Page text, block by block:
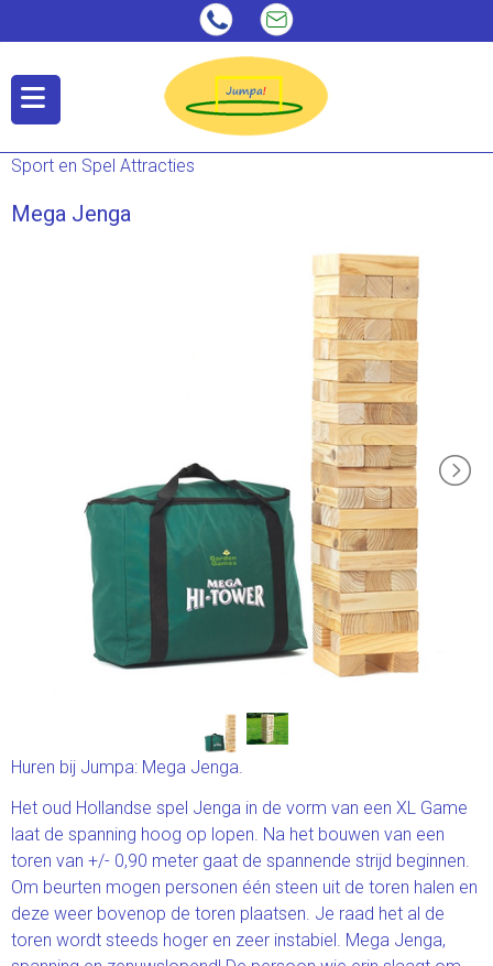
Sport en Spel Attracties
Mega Jenga
Huren bij Jumpa: Mega Jenga.
Het oud Hollandse spel Jenga in de vorm van een XL Game
laat de spanning hoog op lopen. Na het bouwen van een
toren van +/- 0,90 meter gaat de spannende strijd beginnen.
Om beurten mogen personen één steen uit de toren halen en
deze weer bovenop de toren plaatsen. Je raad het al de
toren wordt steeds hoger en zeer instabiel. Mega Jenga,